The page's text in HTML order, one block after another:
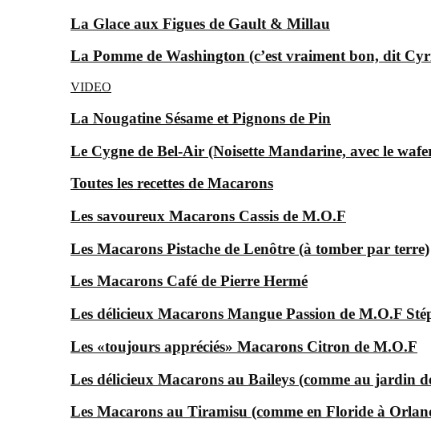
La Glace aux Figues de Gault & Millau
La Pomme de Washington (c’est vraiment bon, dit
VIDEO
La Nougatine Sésame et Pignons de Pin
Le Cygne de Bel-Air (Noisette Mandarine, avec le
Toutes les recettes de Macarons
Les savoureux Macarons Cassis de M.O.F
Les Macarons Pistache de Lenôtre (à tomber par terre)
Les Macarons Café de Pierre Hermé
Les délicieux Macarons Mangue Passion de M.O.F
Les «toujours appréciés» Macarons Citron de M.O.F
Les délicieux Macarons au Baileys (comme au jardin
Les Macarons au Tiramisu (comme en Floride à